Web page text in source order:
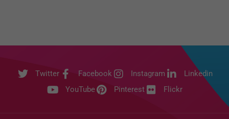
Twitter Facebook Instagram
Linkedin
YouTube
Pinterest Flickr